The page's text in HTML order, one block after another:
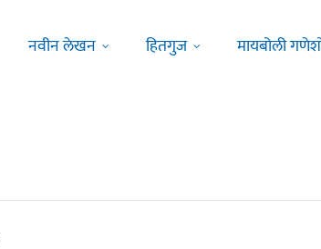
नवीन लेखन
हितगुज मायबोली